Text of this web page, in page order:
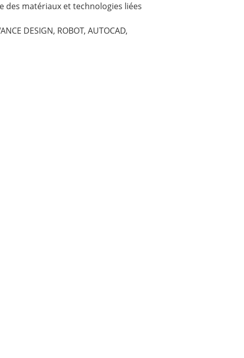
des matériaux et technologies liées
DESIGN, ROBOT, AUTOCAD,